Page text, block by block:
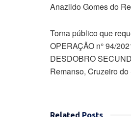
Anazildo Gomes do
Torna público que
OPERAÇÃO n° 94/
DESDOBRO
Remanso, Cruzeiro do
Related Posts